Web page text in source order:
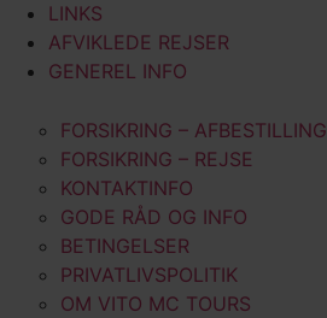
LINKS
AFVIKLEDE REJSER
GENEREL INFO
FORSIKRING – AFBESTILLING
FORSIKRING – REJSE
KONTAKTINFO
GODE RÅD OG INFO
BETINGELSER
PRIVATLIVSPOLITIK
OM VITO MC TOURS